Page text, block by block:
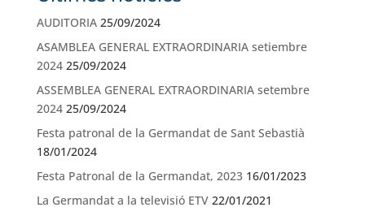
AUDITORIA 25/09/2024
ASAMBLEA GENERAL EXTRAORDINARIA setiembre
2024 25/09/2024
ASSEMBLEA GENERAL EXTRAORDINARIA setembre
2024 25/09/2024
Festa patronal de la Germandat de Sant Sebastià
18/01/2024
Festa Patronal de la Germandat, 2023 16/01/2023
La Germandat a la televisió ETV 22/01/2021